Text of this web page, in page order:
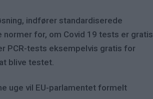
indfører standardiserede
normer for, om Covid 19 tests er gratis
PCR-tests eksempelvis gratis for
blive testet.
uge vil EU-parlamentet formelt